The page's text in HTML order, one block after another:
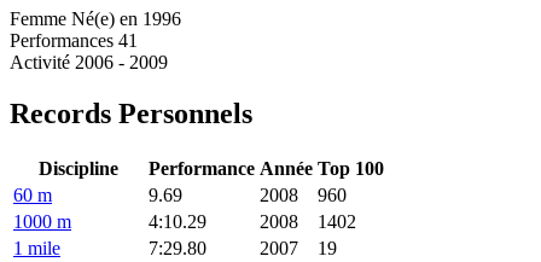
Femme Né(e) en 1996
Performances 41
Activité 2006 - 2009
Records Personnels
Discipline Performance Année Top 100
60 m
9.69 2008
960
1000 m
4:10.29 2008
1402
1 mile
7:29.80 2007
19